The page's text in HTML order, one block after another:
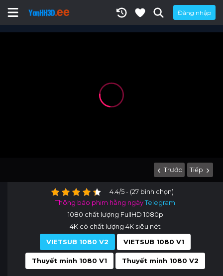
Đăng nhập
Trước Tiếp
4.4/5 - (27 bình chọn)
Thông báo phim hằng ngàyTelegram
1080 chất lượng FullHD 1080p
4K có chất lượng 4K siêu nét
VIETSUB 1080 V2
VIETSUB 1080 V1
Thuyết minh 1080 V1 Thuyết minh 1080 V2